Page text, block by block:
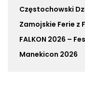
Częstochowski
Zamojskie Ferie z
FALKON 2026 –
Manekicon 2026